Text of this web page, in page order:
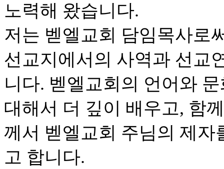
노력해 왔습니다.
저는 벧엘교회 담임목사로
선교지에서의 사역과 선교
니다. 벧엘교회의 언어와
대해서 더 깊이 배우고, 함
께서 벧엘교회 주님의 제
고 합니다.